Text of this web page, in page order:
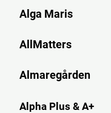
Alga Maris
AllMatters
Almaregården
Alpha Plus & A+